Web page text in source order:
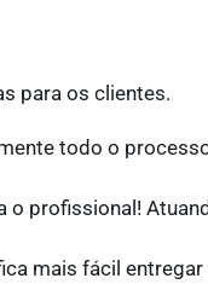
para os clientes.
todo o
o profissional!
mais fácil